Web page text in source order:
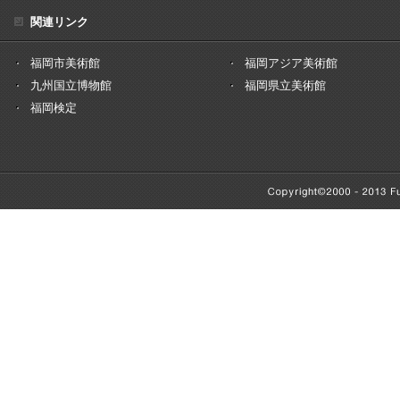
関連リンク
福岡市美術館
福岡アジア美術館
九州国立博物館
福岡県立美術館
福岡検定